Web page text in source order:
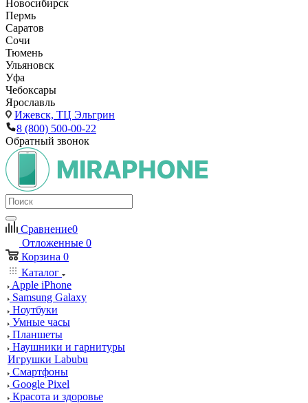
Новосибирск
Пермь
Саратов
Сочи
Тюмень
Ульяновск
Уфа
Чебоксары
Ярославль
Ижевск, ТЦ Эльгрин
8 (800) 500-00-22
Обратный звонок
Сравнение0
Отложенные 0
Корзина 0
Каталог
Apple iPhone
Samsung Galaxy
Ноутбуки
Умные часы
Планшеты
Наушники и гарнитуры
Игрушки Labubu
Смартфоны
Google Pixel
Красота и здоровье